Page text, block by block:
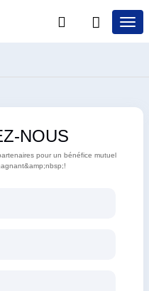
NOUS
pour un bénéfice mutuel